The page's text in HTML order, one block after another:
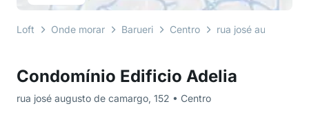
Condomínio Edificio Adelia
rua josé augusto de camargo, 152 • Centro
Loft Onde morar Barueri Centro rua josé augusto de